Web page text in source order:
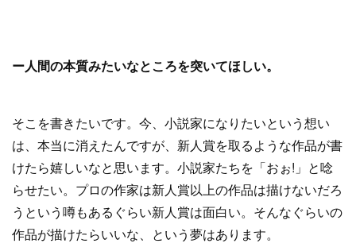
ー人間の本質みたいなところを突いてほしい。
そこを書きたいです。今、小説家になりたいという想い
は、本当に消えたんですが、新人賞を取るような作品が書
けたら嬉しいなと思います。小説家たちを「おぉ!」と唸
らせたい。プロの作家は新人賞以上の作品は描けないだろ
うという噂もあるぐらい新人賞は面白い。そんなぐらいの
作品が描けたらいいな、という夢はあります。